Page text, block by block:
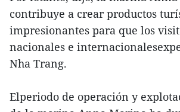
contribuye a crear productos
impresionantes para que los
nacionales e
Nha Trang.
Elperiodo de operación y